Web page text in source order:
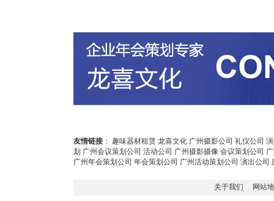
友情链接 ： 趣味器材租赁 龙喜文化 广州摄影公司 礼仪公司
划 广州会议策划公司 活动公司 广州摄影摄像 会议策划公司
广州年会策划公司 年会策划公司 广州活动策划公司 演出公司
关于我们 网站